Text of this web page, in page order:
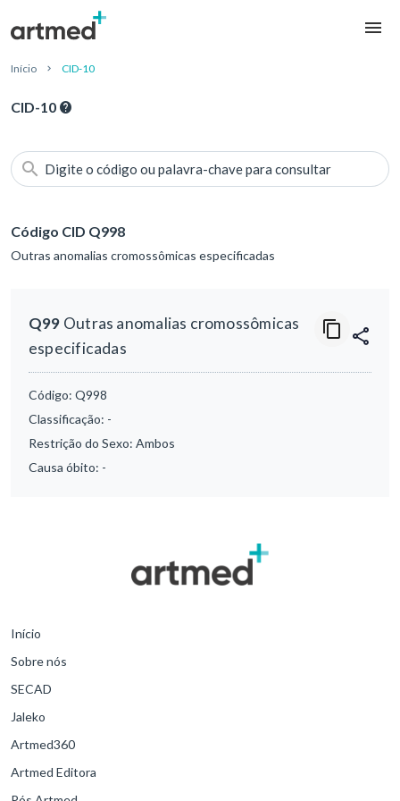
Início CID-10
CID-10
Digite o código ou palavra-chave para consultar
Código CID Q998
Outras anomalias cromossômicas especificadas
Q99 Outras anomalias cromossômicas
especificadas
Código: Q998
Classificação: -
Restrição do Sexo: Ambos
Causa óbito: -
Início
Sobre nós
SECAD
Jaleko
Artmed360
Artmed Editora